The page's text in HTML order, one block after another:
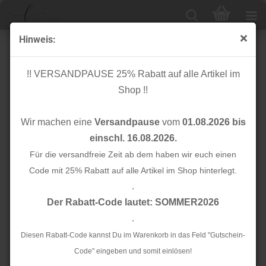
Hinweis:
!! VERSANDPAUSE 25% Rabatt auf alle Artikel im
Shop !!
Wir machen eine Versandpausevom 01.08.2026 bis
einschl. 16.08.2026.
Für die versandfreie Zeit ab dem haben wir euch einen
Code mit 25% Rabatt auf alle Artikel im Shop hinterlegt.
.
Der Rabatt-Code lautet: SOMMER2026
.
Diesen Rabatt-Code kannst Du im Warenkorb in das Feld "Gutschein-
Code" eingeben und somit einlösen!
Baumwolle - Multi Dots - old rose